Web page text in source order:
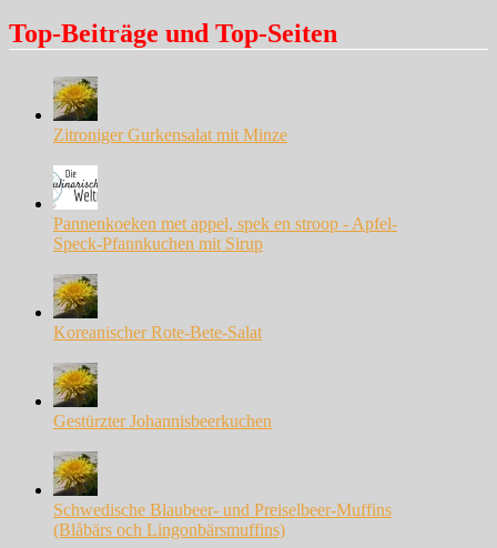
Top-Beiträge und Top-Seiten
Zitroniger Gurkensalat mit Minze
Pannenkoeken met appel, spek en stroop - Apfel-
Speck-Pfannkuchen mit Sirup
Koreanischer Rote-Bete-Salat
Gestürzter Johannisbeerkuchen
Schwedische Blaubeer- und Preiselbeer-Muffins
(Blåbärs och Lingonbärsmuffins)